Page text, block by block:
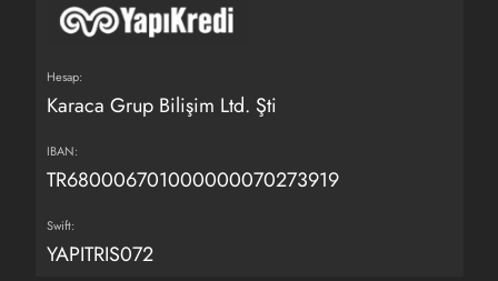
Hesap:
Karaca Grup Bilişim Ltd. Şti
IBAN:
TR680006701000000070273919
Swift:
YAPITRIS072